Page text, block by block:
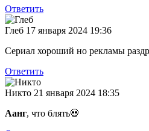
Ответить
Глеб 17 января 2024 19:36
Сериал хороший но рекламы
Ответить
Никто 21 января 2024 18:35
Аанг, что блять💀